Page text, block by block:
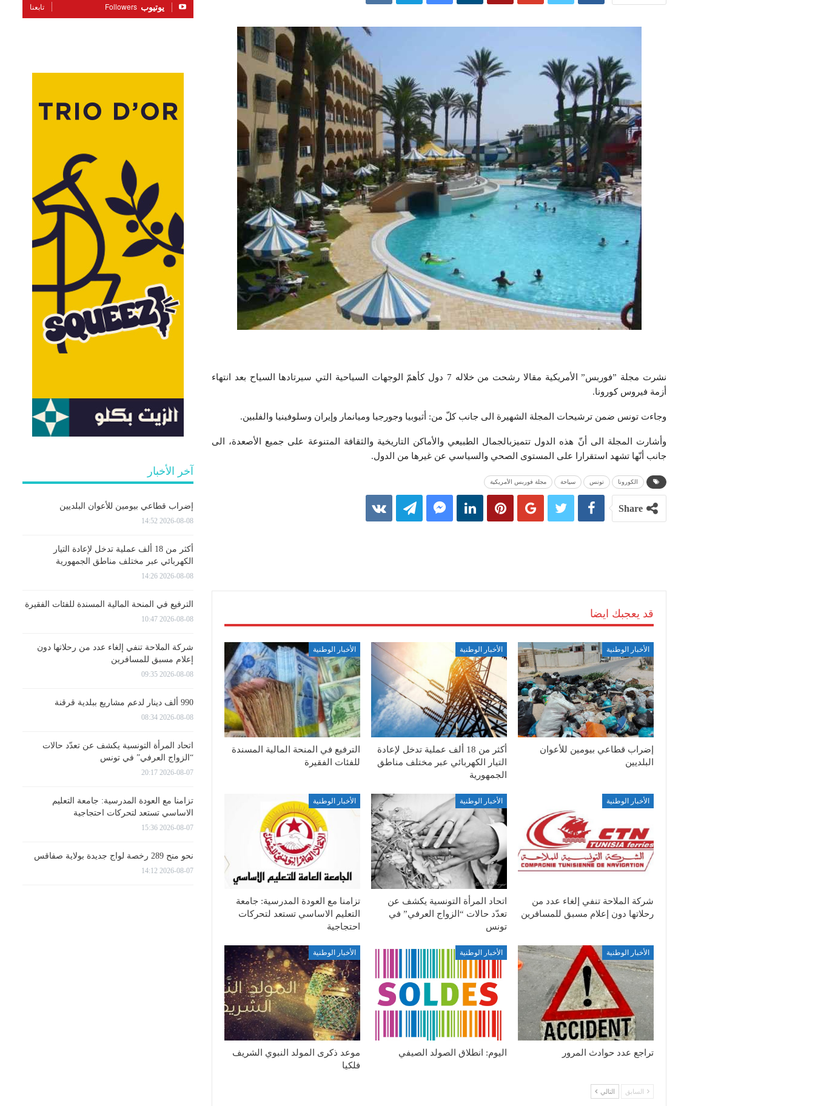
نشرت مجلة ”فوربس” الأمريكية مقالا رشحت من خلاله 7 دول كأهمّ الوجهات السياحية التي سيرتادها السياح بعد انتهاء
أزمة فيروس كورونا.
وجاءت تونس ضمن ترشيحات المجلة الشهيرة الى جانب كلّ من: أثيوبيا وجورجيا وميانمار وإيران وسلوفينيا والفلبين.
وأشارت المجلة الى أنّ هذه الدول تتميزبالجمال الطبيعي والأماكن التاريخية والثقافة المتنوعة على جميع الأصعدة، الى
جانب أنّها تشهد استقرارا على المستوى الصحي والسياسي عن غيرها من الدول.
الكورونا تونس سياحة مجلة فوربس الأمريكية
Share
قد يعجبك ايضا
الأخبار الوطنية
إضراب قطاعي بيومين للأعوان
البلديين
الأخبار الوطنية
أكثر من 18 ألف عملية تدخل لإعادة
التيار الكهربائي عبر مختلف مناطق
الجمهورية
الأخبار الوطنية
الترفيع في المنحة المالية المسندة
للفئات الفقيرة
الأخبار الوطنية
شركة الملاحة تنفي إلغاء عدد من
رحلاتها دون إعلام مسبق للمسافرين
الأخبار الوطنية
اتحاد المرأة التونسية يكشف عن
تعدّد حالات “الزواج العرفي” في
تونس
الأخبار الوطنية
تزامنا مع العودة المدرسية: جامعة
التعليم الاساسي تستعد لتحركات
احتجاجية
الأخبار الوطنية
تراجع عدد حوادث المرور
الأخبار الوطنية
اليوم: انطلاق الصولد الصيفي
الأخبار الوطنية
موعد ذكرى المولد النبوي الشريف
فلكيا
السابق التالي
يوتيوب Followers تابعنا
آخر الأخبار
إضراب قطاعي بيومين للأعوان البلديين
2026-08-08 14:52
أكثر من 18 ألف عملية تدخل لإعادة التيار
الكهربائي عبر مختلف مناطق الجمهورية
2026-08-08 14:26
الترفيع في المنحة المالية المسندة للفئات الفقيرة
2026-08-08 10:47
شركة الملاحة تنفي إلغاء عدد من رحلاتها دون
إعلام مسبق للمسافرين
2026-08-08 09:35
990 ألف دينار لدعم مشاريع ببلدية قرقنة
2026-08-08 08:34
اتحاد المرأة التونسية يكشف عن تعدّد حالات
“الزواج العرفي” في تونس
2026-08-07 20:17
تزامنا مع العودة المدرسية: جامعة التعليم
الاساسي تستعد لتحركات احتجاجية
2026-08-07 15:36
نحو منح 289 رخصة لواج جديدة بولاية صفاقس
2026-08-07 14:12